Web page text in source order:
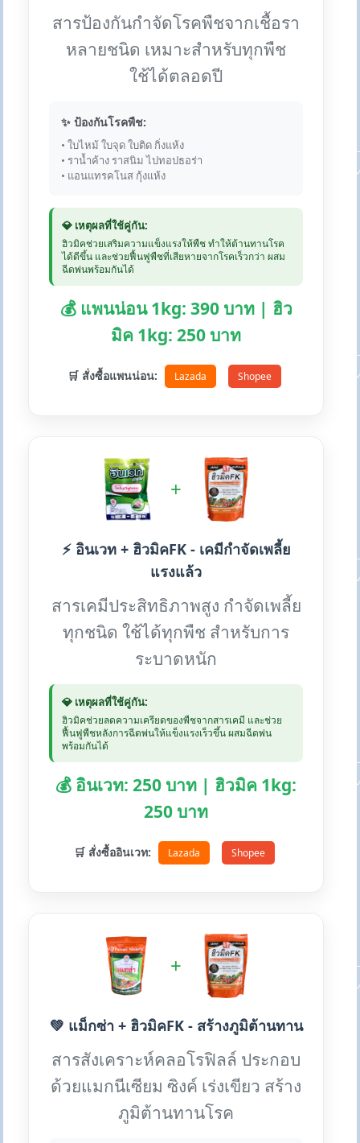
สารป้องกันกำจัดโรคพืชจากเชื้อรา
หลายชนิด เหมาะสำหรับทุกพืช
ใช้ได้ตลอดปี
✨ ป้องกันโรคพืช:
• ใบไหม้ ใบจุด ใบติด กิ่งแห้ง
• ราน้ำค้าง ราสนิม ไปทอปธอร่า
• แอนแทรคโนส กุ้งแห้ง
💎 เหตุผลที่ใช้คู่กัน:
ฮิวมิคช่วยเสริมความแข็งแรงให้พืช ทำให้ต้านทานโรค
ได้ดีขึ้น และช่วยฟื้นฟูพืชที่เสียหายจากโรคเร็วกว่า ผสม
ฉีดพ่นพร้อมกันได้
💰 แพนน่อน 1kg: 390 บาท | ฮิว
มิค 1kg: 250 บาท
🛒 สั่งซื้อแพนน่อน: Lazada Shopee
+
⚡ อินเวท + ฮิวมิคFK - เคมีกำจัดเพลี้ย
แรงแล้ว
สารเคมีประสิทธิภาพสูง กำจัดเพลี้ย
ทุกชนิด ใช้ได้ทุกพืช สำหรับการ
ระบาดหนัก
💎 เหตุผลที่ใช้คู่กัน:
ฮิวมิคช่วยลดความเครียดของพืชจากสารเคมี และช่วย
ฟื้นฟูพืชหลังการฉีดพ่นให้แข็งแรงเร็วขึ้น ผสมฉีดพ่น
พร้อมกันได้
💰 อินเวท: 250 บาท | ฮิวมิค 1kg:
250 บาท
🛒 สั่งซื้ออินเวท: Lazada Shopee
+
💚 แม็กซ่า + ฮิวมิคFK - สร้างภูมิต้านทาน
สารสังเคราะห์คลอโรฟิลล์ ประกอบ
ด้วยแมกนีเซียม ซิงค์ เร่งเขียว สร้าง
ภูมิต้านทานโรค